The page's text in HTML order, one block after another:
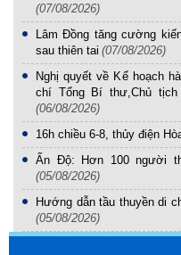
(07/08/2026)
Lâm Đồng tăng cường
sau thiên tai (07/08/2026)
Nghị quyết về Kế hoạch
chí Tổng Bí thư,Chủ tịch
(06/08/2026)
16h chiều 6-8, thủy điện
Ấn Độ: Hơn 100 người
(05/08/2026)
Hướng dẫn tầu thuyền di
(05/08/2026)